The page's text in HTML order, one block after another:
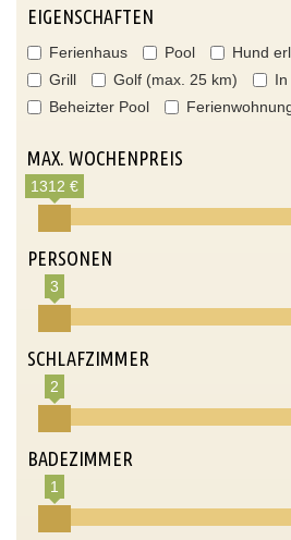
EIGENSCHAFTEN
Ferienhaus Pool Hund
Grill
Golf (max. 25 km)
Beheizter Pool
MAX. WOCHENPREIS
1312 €
PERSONEN
3
SCHLAFZIMMER
2
BADEZIMMER
1